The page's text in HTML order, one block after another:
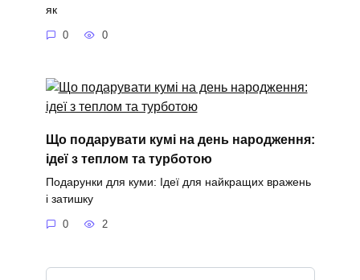
як
0 0
Що подарувати кумі на день народження:
ідеї з теплом та турботою
Подарунки для куми: Ідеї для найкращих вражень
і затишку
0 2